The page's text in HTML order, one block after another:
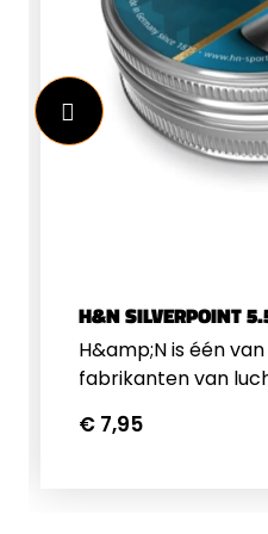
voor de buksen tot
H&N SILVERPOINT
H&amp;N is één
fabrikanten van
Baracuda en
€ 7,95